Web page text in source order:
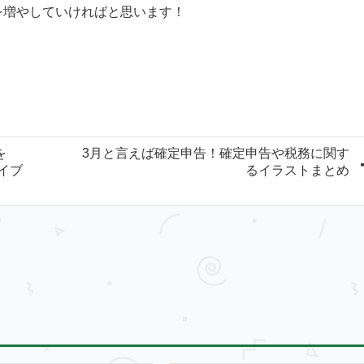
やしていければと思います！
ブ
3月と言えば確定申告！確定申告や税務に関す
るイラストまとめ